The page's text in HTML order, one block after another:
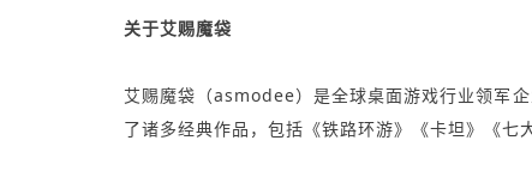
关于艾赐魔袋
艾赐魔袋（asmodee）是全球桌面游戏行业领军
了诸多经典作品，包括《铁路环游》《卡坦》《七